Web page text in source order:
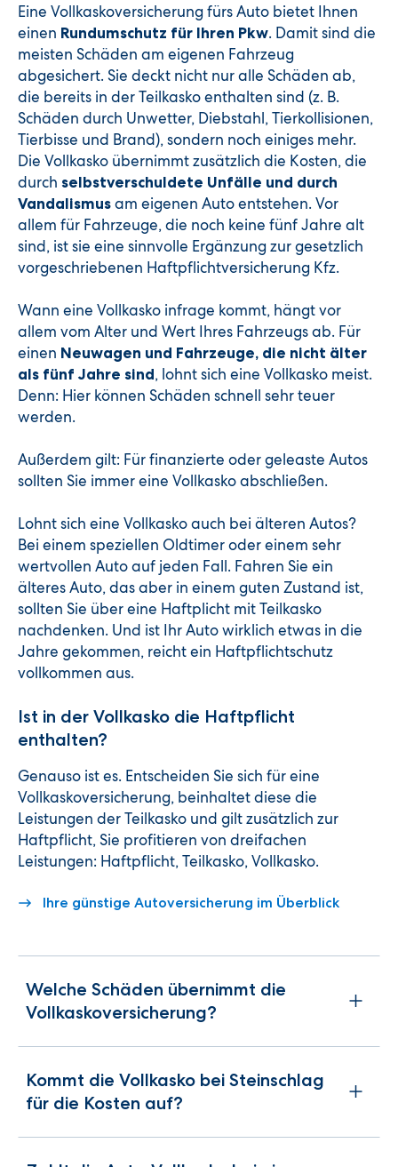
Eine Vollkaskoversicherung fürs Auto bietet Ihnen
einen Rundumschutz für Ihren Pkw. Damit sind die
meisten Schäden am eigenen Fahrzeug
abgesichert. Sie deckt nicht nur alle Schäden ab,
die bereits in der Teilkasko enthalten sind (z. B.
Schäden durch Unwetter, Diebstahl, Tierkollisionen,
Tierbisse und Brand), sondern noch einiges mehr.
Die Vollkasko übernimmt zusätzlich die Kosten, die
durch selbstverschuldete Unfälle und durch
Vandalismus am eigenen Auto entstehen. Vor
allem für Fahrzeuge, die noch keine fünf Jahre alt
sind, ist sie eine sinnvolle Ergänzung zur gesetzlich
vorgeschriebenen Haftpflichtversicherung Kfz.
Wann eine Vollkasko infrage kommt, hängt vor
allem vom Alter und Wert Ihres Fahrzeugs ab. Für
einen Neuwagen und Fahrzeuge, die nicht älter
als fünf Jahre sind, lohnt sich eine Vollkasko meist.
Denn: Hier können Schäden schnell sehr teuer
werden.
Außerdem gilt: Für finanzierte oder geleaste Autos
sollten Sie immer eine Vollkasko abschließen.
Lohnt sich eine Vollkasko auch bei älteren Autos?
Bei einem speziellen Oldtimer oder einem sehr
wertvollen Auto auf jeden Fall. Fahren Sie ein
älteres Auto, das aber in einem guten Zustand ist,
sollten Sie über eine Haftplicht mit Teilkasko
nachdenken. Und ist Ihr Auto wirklich etwas in die
Jahre gekommen, reicht ein Haftpflichtschutz
vollkommen aus.
Ist in der Vollkasko die Haftpflicht
enthalten?
Genauso ist es. Entscheiden Sie sich für eine
Vollkaskoversicherung, beinhaltet diese die
Leistungen der Teilkasko und gilt zusätzlich zur
Haftpflicht, Sie profitieren von dreifachen
Leistungen: Haftpflicht, Teilkasko, Vollkasko.
Ihre günstige Autoversicherung im Überblick
Welche Schäden übernimmt die
Vollkaskoversicherung?
Kommt die Vollkasko bei Steinschlag
für die Kosten auf?